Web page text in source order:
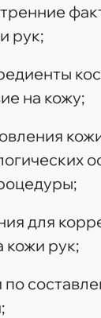
рук;
на кожу;
для
кожи рук;